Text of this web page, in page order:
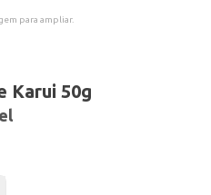
para ampliar.
Karui 50g